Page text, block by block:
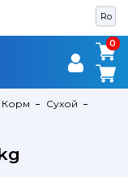
Ro
0
0
Корм
Сухой